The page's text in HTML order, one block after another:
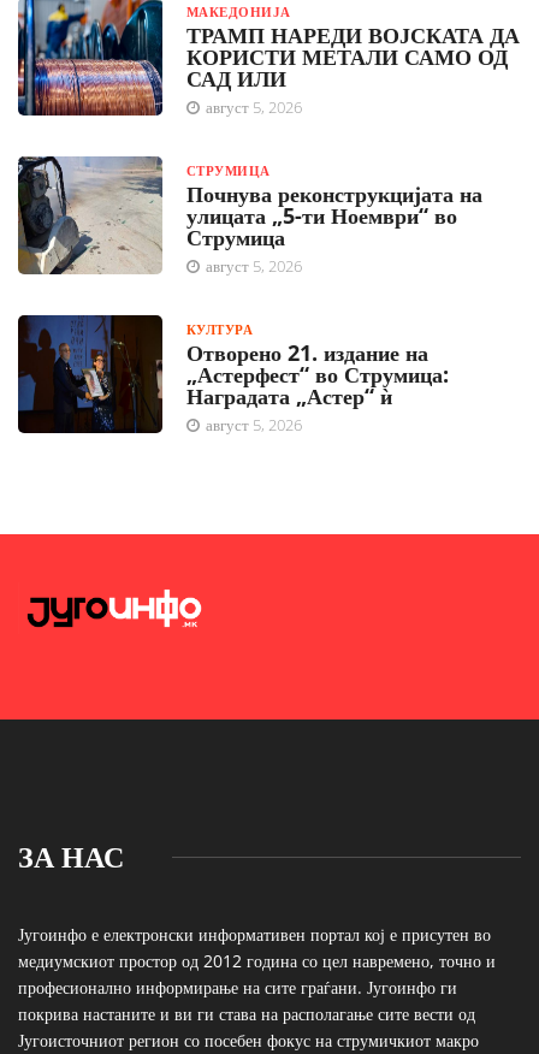
МАКЕДОНИЈА
ТРАМП НАРЕДИ ВОЈСКАТА ДА
КОРИСТИ МЕТАЛИ САМО ОД
САД ИЛИ
август 5, 2026
СТРУМИЦА
Почнува реконструкцијата на
улицата „5-ти Ноември“ во
Струмица
август 5, 2026
КУЛТУРА
Отворено 21. издание на
„Астерфест“ во Струмица:
Наградата „Астер“ ѝ
август 5, 2026
ЗА НАС
Југоинфо е електронски информативен портал кој е присутен во
медиумскиот простор од 2012 година со цел навремено, точно и
професионално информирање на сите граѓани. Југоинфо ги
покрива настаните и ви ги става на располагање сите вести од
Југоисточниот регион со посебен фокус на струмичкиот макро